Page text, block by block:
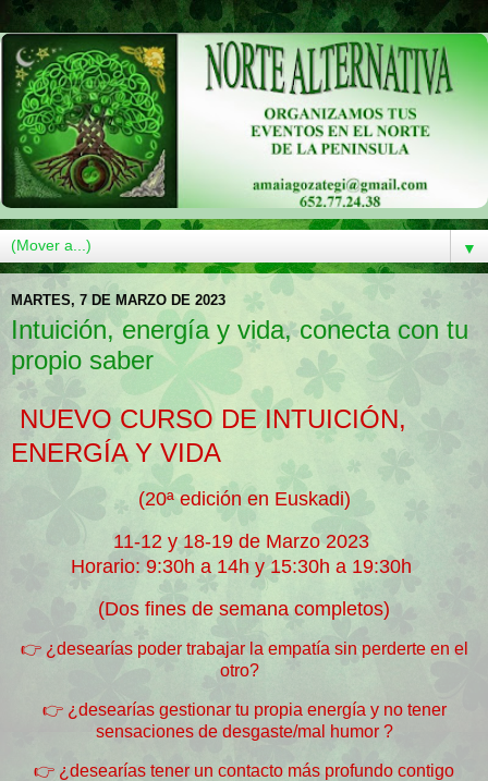
▼
MARTES, 7 DE MARZO DE 2023
Intuición, energía y vida, conecta con tu
propio saber
NUEVO CURSO DE INTUICIÓN,
ENERGÍA Y VIDA
(20ª edición en Euskadi)
11-12 y 18-19 de Marzo 2023
Horario: 9:30h a 14h y 15:30h a 19:30h
(Dos fines de semana completos)
👉¿desearías poder trabajar la empatía sin perderte en el
otro?
👉 ¿desearías gestionar tu propia energía y no tener
sensaciones de desgaste/mal humor ?
👉 ¿desearías tener un contacto más profundo contigo